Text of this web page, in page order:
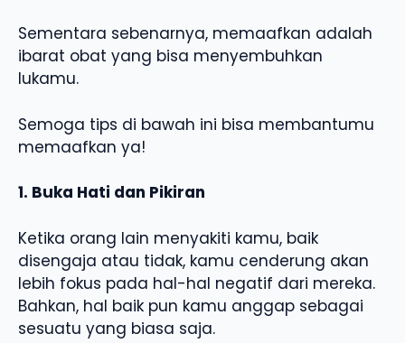
Sementara sebenarnya, memaafkan adalah
ibarat obat yang bisa menyembuhkan
lukamu.
Semoga tips di bawah ini bisa membantumu
memaafkan ya!
1. Buka Hati dan Pikiran
Ketika orang lain menyakiti kamu, baik
disengaja atau tidak, kamu cenderung akan
lebih fokus pada hal-hal negatif dari mereka.
Bahkan, hal baik pun kamu anggap sebagai
sesuatu yang biasa saja.